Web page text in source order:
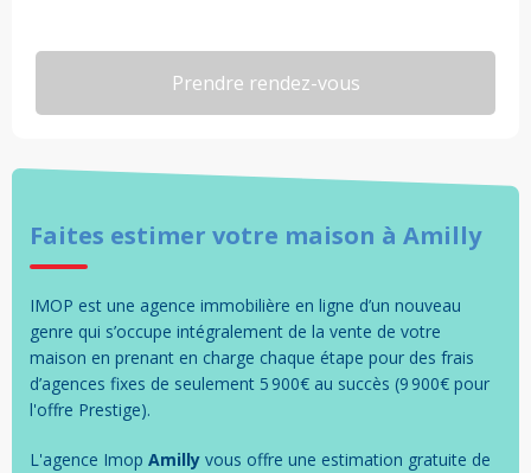
Faites estimer votre maison à Amilly
IMOP est une agence immobilière en ligne d’un nouveau
genre qui s’occupe intégralement de la vente de votre
maison en prenant en charge chaque étape pour des frais
d’agences fixes de seulement 5 900€ au succès (9 900€ pour
l'offre Prestige).
L'agence Imop Amilly vous offre une estimation gratuite de